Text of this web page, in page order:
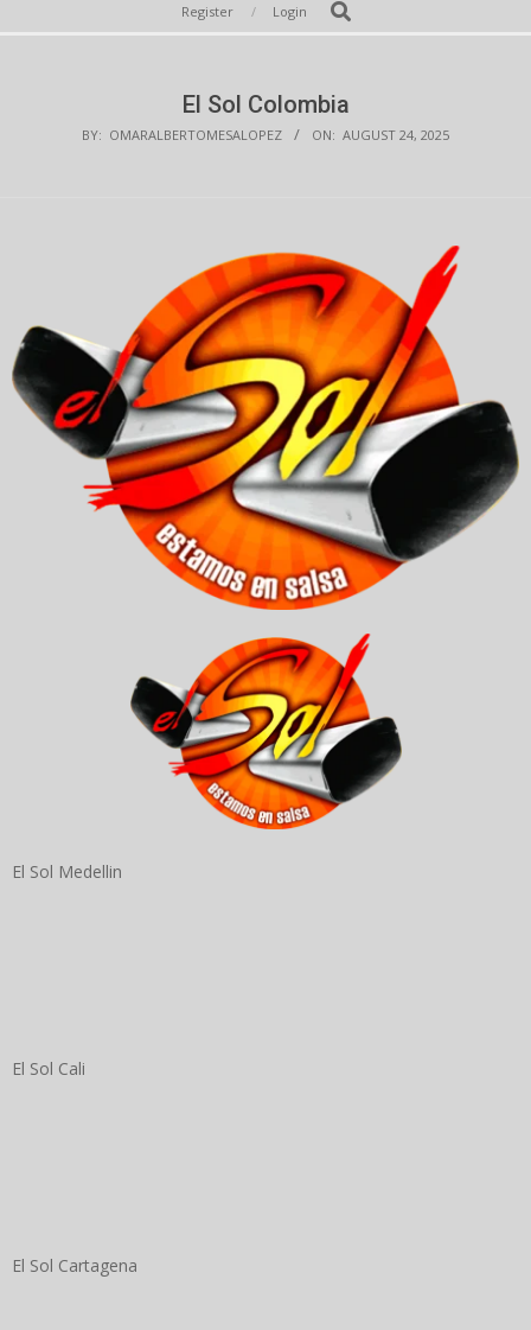
Navigation
Register Login Search
El Sol Colombia
BY: OMARALBERTOMESALOPEZ ON: AUGUST 24, 2025
El Sol Medellin
El Sol Cali
El Sol Cartagena